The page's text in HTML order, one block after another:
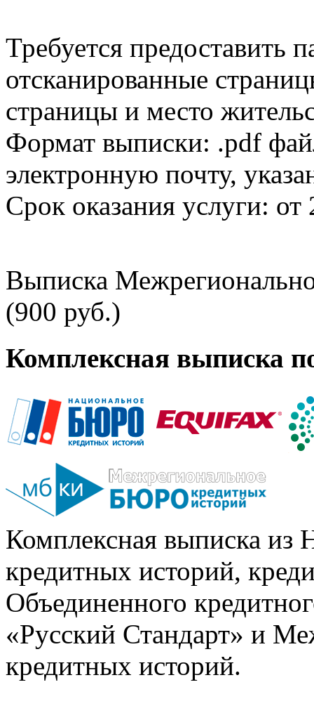
Требуется предоставить
отсканированные
страницы и место
Формат выписки: .pdf
электронную почту,
Срок оказания услуги: от
Выписка
(900 руб.)
Комплексная выписка
Комплексная выписка из
кредитных историй,
Объединенного
«Русский Стандарт» и
кредитных историй.